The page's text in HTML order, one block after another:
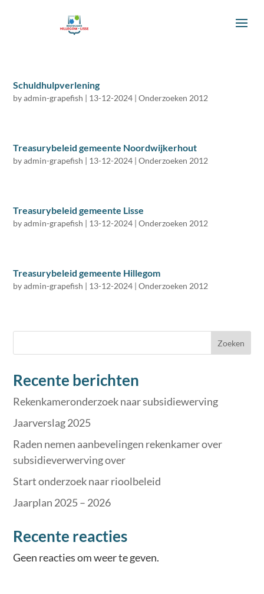
Schuldhulpverlening
byadmin-grapefish | 13-12-2024 |Onderzoeken 2012
Treasurybeleid gemeente Noordwijkerhout
byadmin-grapefish | 13-12-2024 |Onderzoeken 2012
Treasurybeleid gemeente Lisse
byadmin-grapefish | 13-12-2024 |Onderzoeken 2012
Treasurybeleid gemeente Hillegom
byadmin-grapefish | 13-12-2024 |Onderzoeken 2012
Zoeken
Recente berichten
Rekenkameronderzoek naar subsidiewerving
Jaarverslag 2025
Raden nemen aanbevelingen rekenkamer over
subsidieverwerving over
Start onderzoek naar rioolbeleid
Jaarplan 2025 – 2026
Recente reacties
Geen reacties om weer te geven.